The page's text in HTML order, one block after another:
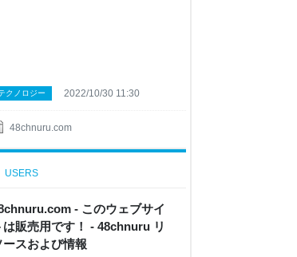
48chnuru.com
クノロジー 2022/10/30 11:30
- このウェブサイ
は販売用です！ - 48chnuru リ
ースおよび情報
USERS